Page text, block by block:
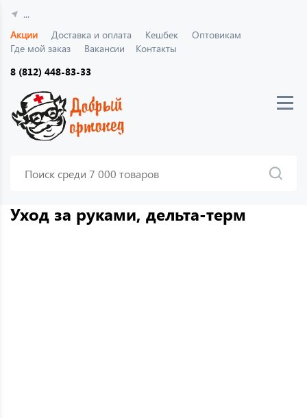
...
Акции
Доставка и оплата Кешбек
Оптовикам
Где мой заказ
Вакансии
Контакты
8 (812) 448-83-33
Уход за руками, дельта-терм